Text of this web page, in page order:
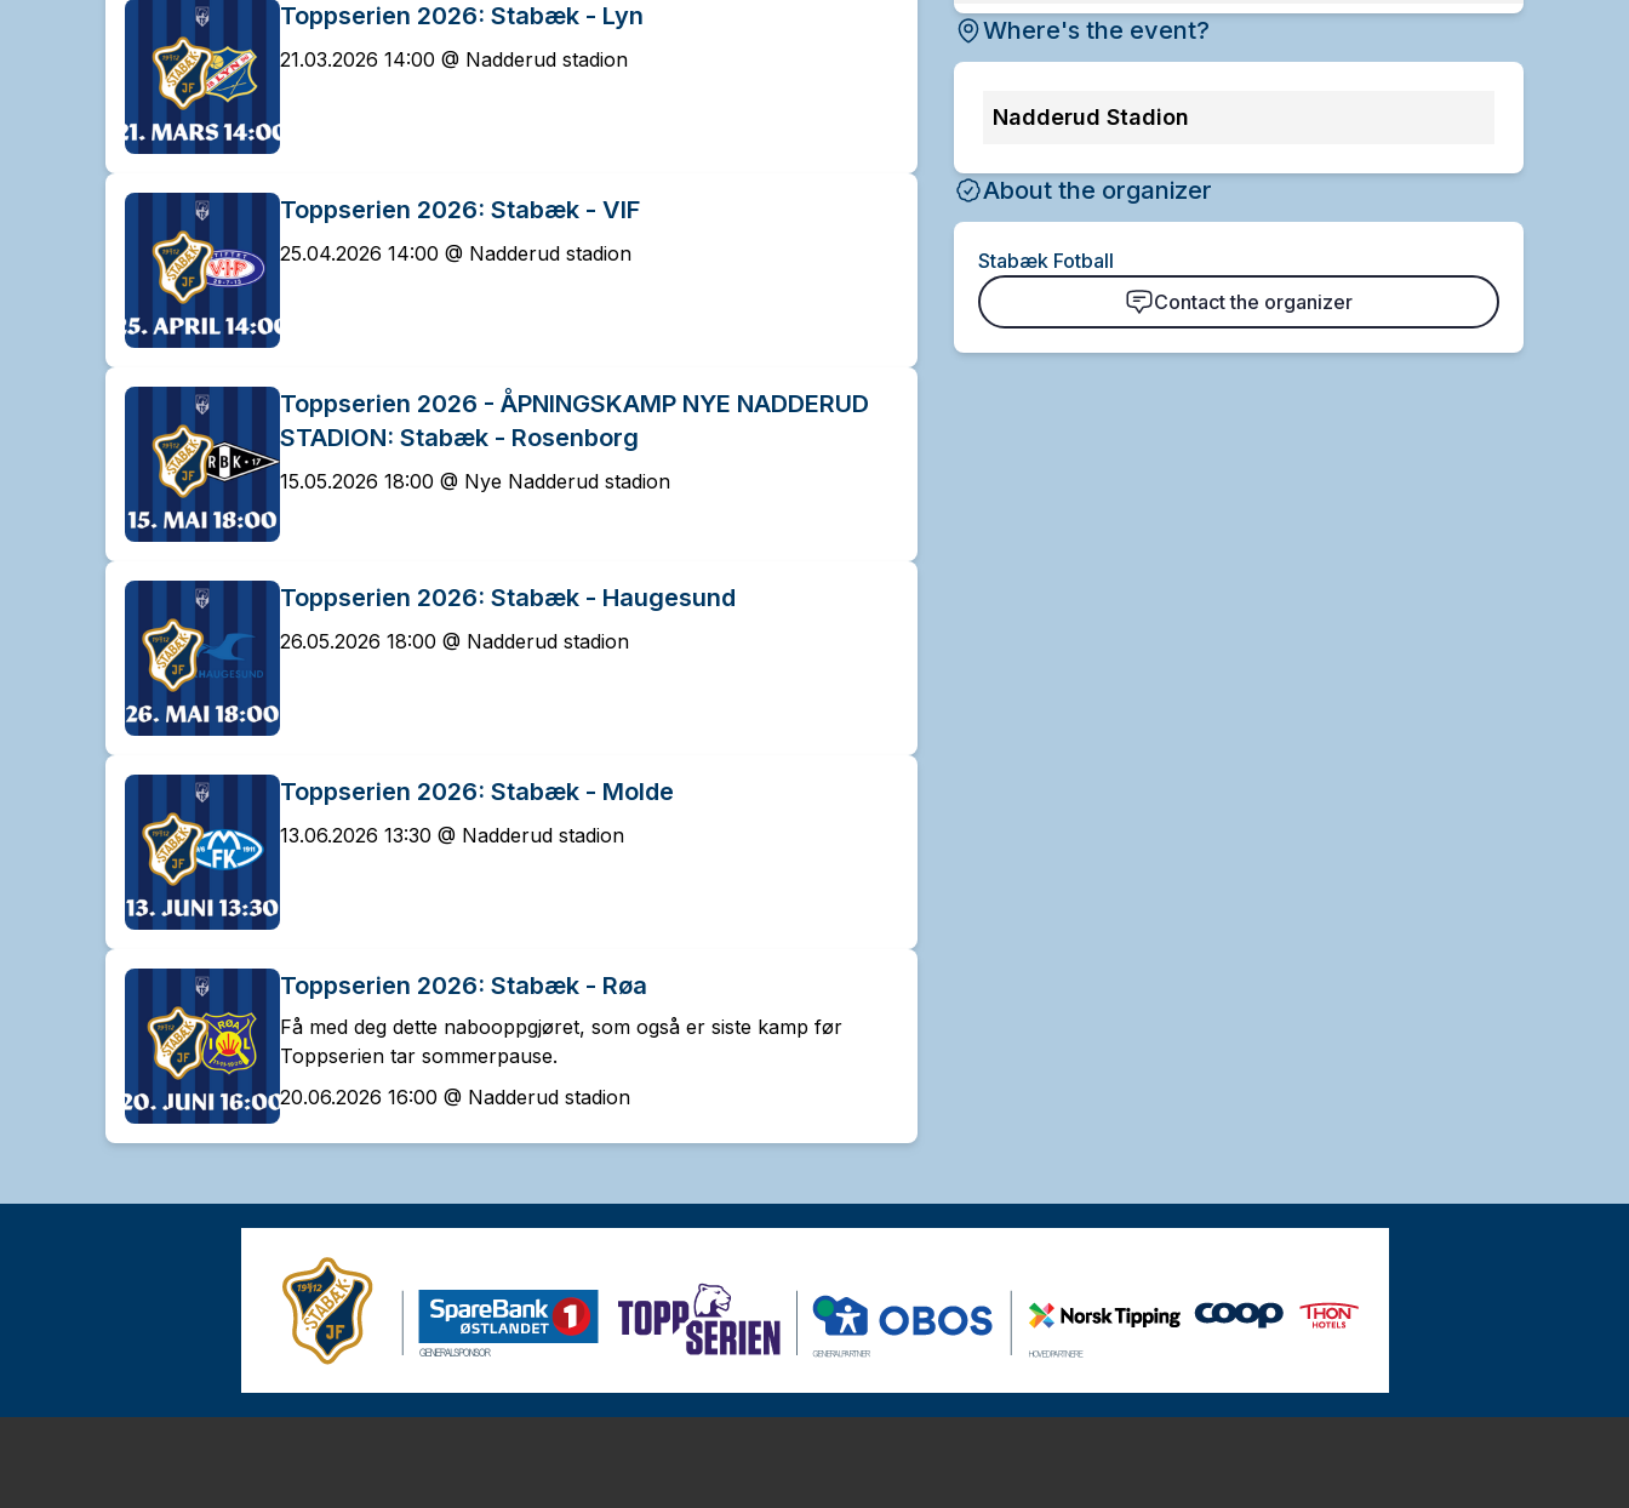
Toppserien 2026: Stabæk - Lyn
21.03.2026 14:00 @ Nadderud stadion
Toppserien 2026: Stabæk - VIF
25.04.2026 14:00 @ Nadderud stadion
Toppserien 2026 - ÅPNINGSKAMP NYE NADDERUD
STADION: Stabæk - Rosenborg
15.05.2026 18:00 @ Nye Nadderud stadion
Toppserien 2026: Stabæk - Haugesund
26.05.2026 18:00 @ Nadderud stadion
Toppserien 2026: Stabæk - Molde
13.06.2026 13:30 @ Nadderud stadion
Toppserien 2026: Stabæk - Røa
Få med deg dette nabooppgjøret, som også er siste kamp før
Toppserien tar sommerpause.
20.06.2026 16:00 @ Nadderud stadion
Where's the event?
Nadderud Stadion
About the organizer
Stabæk Fotball
Contact the organizer